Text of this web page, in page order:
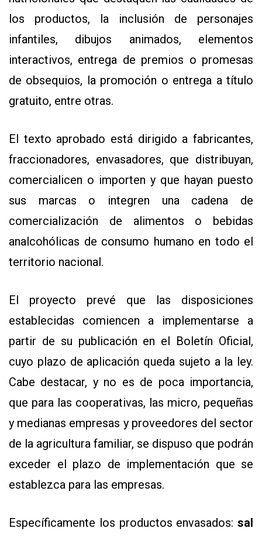
los productos, la inclusión de personajes
infantiles, dibujos animados, elementos
interactivos, entrega de premios o promesas
de obsequios, la promoción o entrega a título
gratuito, entre otras.
El texto aprobado está dirigido a fabricantes,
fraccionadores, envasadores, que distribuyan,
comercialicen o importen y que hayan puesto
sus marcas o integren una cadena de
comercialización de alimentos o bebidas
analcohólicas de consumo humano en todo el
territorio nacional.
El proyecto prevé que las disposiciones
establecidas comiencen a implementarse a
partir de su publicación en el Boletín Oficial,
cuyo plazo de aplicación queda sujeto a la ley.
Cabe destacar, y no es de poca importancia,
que para las cooperativas, las micro, pequeñas
y medianas empresas y proveedores del sector
de la agricultura familiar, se dispuso que podrán
exceder el plazo de implementación que se
establezca para las empresas.
Específicamente los productos envasados: sal